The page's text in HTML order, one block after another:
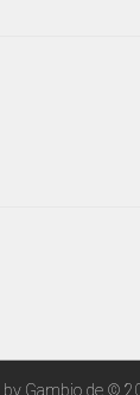
by Gambio.de ©